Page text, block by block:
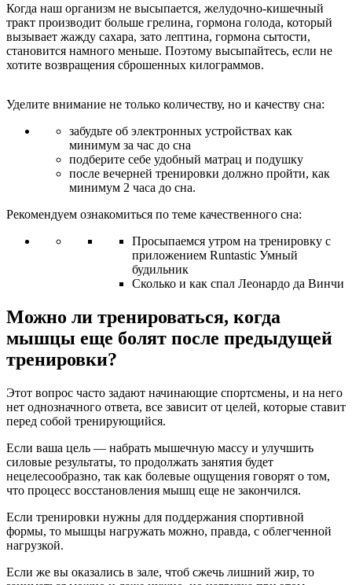
Когда наш организм не высыпается, желудочно-кишечный
тракт производит больше грелина, гормона голода, который
вызывает жажду сахара, зато лептина, гормона сытости,
становится намного меньше. Поэтому высыпайтесь, если не
хотите возвращения сброшенных килограммов.
Уделите внимание не только количеству, но и качеству сна:
забудьте об электронных устройствах как
минимум за час до сна
подберите себе удобный матрац и подушку
после вечерней тренировки должно пройти, как
минимум 2 часа до сна.
Рекомендуем ознакомиться по теме качественного сна:
Просыпаемся утром на тренировку с
приложением Runtastic Умный
будильник
Сколько и как спал Леонардо да Винчи
Можно ли тренироваться, когда
мышцы еще болят после предыдущей
тренировки?
Этот вопрос часто задают начинающие спортсмены, и на него
нет однозначного ответа, все зависит от целей, которые ставит
перед собой тренирующийся.
Если ваша цель — набрать мышечную массу и улучшить
силовые результаты, то продолжать занятия будет
нецелесообразно, так как болевые ощущения говорят о том,
что процесс восстановления мышц еще не закончился.
Если тренировки нужны для поддержания спортивной
формы, то мышцы нагружать можно, правда, с облегченной
нагрузкой.
Если же вы оказались в зале, чтоб сжечь лишний жир, то